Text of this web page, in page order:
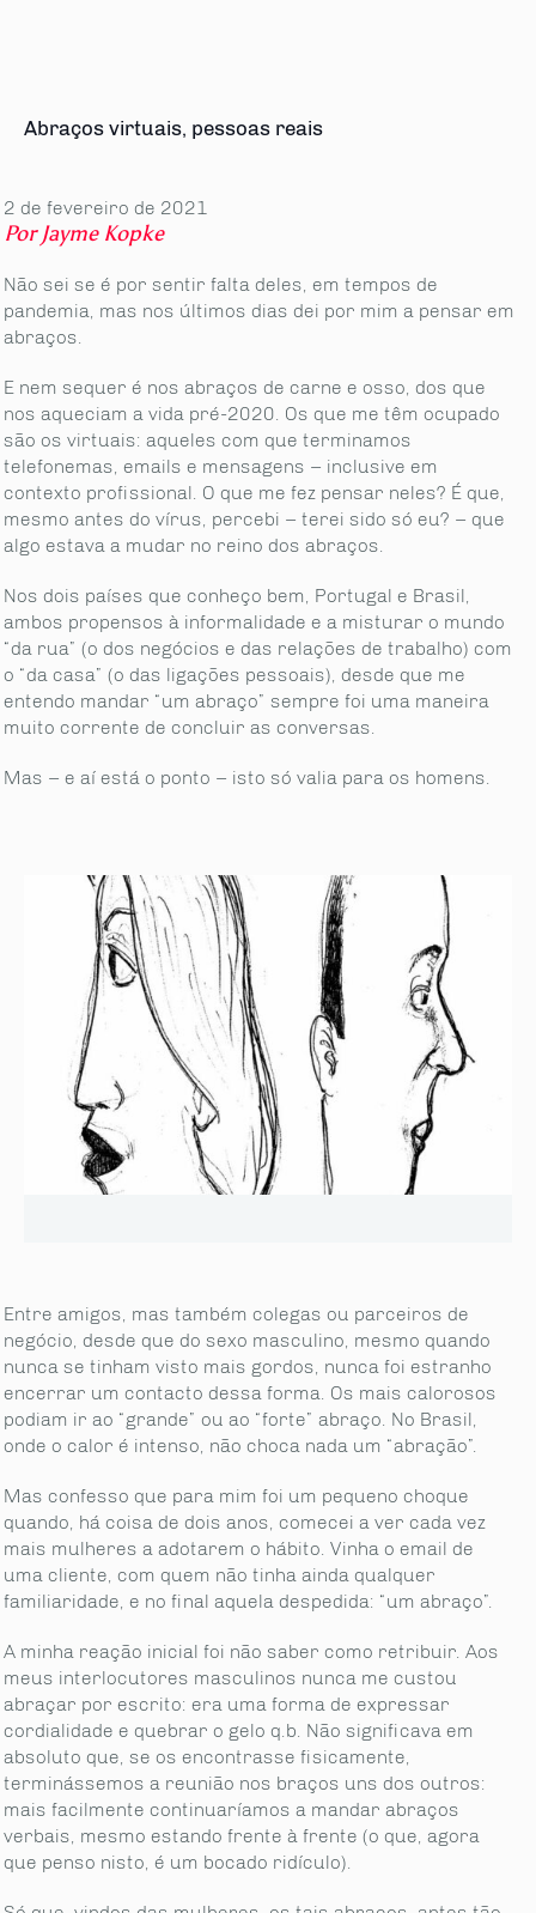
Abraços virtuais, pessoas reais
2 de fevereiro de 2021
Por Jayme Kopke
Não sei se é por sentir falta deles, em tempos de
pandemia, mas nos últimos dias dei por mim a pensar em
abraços.
E nem sequer é nos abraços de carne e osso, dos que
nos aqueciam a vida pré-2020. Os que me têm ocupado
são os virtuais: aqueles com que terminamos
telefonemas, emails e mensagens – inclusive em
contexto profissional. O que me fez pensar neles? É que,
mesmo antes do vírus, percebi – terei sido só eu? – que
algo estava a mudar no reino dos abraços.
Nos dois países que conheço bem, Portugal e Brasil,
ambos propensos à informalidade e a misturar o mundo
“da rua” (o dos negócios e das relações de trabalho) com
o “da casa” (o das ligações pessoais), desde que me
entendo mandar “um abraço” sempre foi uma maneira
muito corrente de concluir as conversas.
Mas – e aí está o ponto – isto só valia para os homens.
Entre amigos, mas também colegas ou parceiros de
negócio, desde que do sexo masculino, mesmo quando
nunca se tinham visto mais gordos, nunca foi estranho
encerrar um contacto dessa forma. Os mais calorosos
podiam ir ao “grande” ou ao “forte” abraço. No Brasil,
onde o calor é intenso, não choca nada um “abração”.
Mas confesso que para mim foi um pequeno choque
quando, há coisa de dois anos, comecei a ver cada vez
mais mulheres a adotarem o hábito. Vinha o email de
uma cliente, com quem não tinha ainda qualquer
familiaridade, e no final aquela despedida: “um abraço”.
A minha reação inicial foi não saber como retribuir. Aos
meus interlocutores masculinos nunca me custou
abraçar por escrito: era uma forma de expressar
cordialidade e quebrar o gelo q.b. Não significava em
absoluto que, se os encontrasse fisicamente,
terminássemos a reunião nos braços uns dos outros:
mais facilmente continuaríamos a mandar abraços
verbais, mesmo estando frente à frente (o que, agora
que penso nisto, é um bocado ridículo).